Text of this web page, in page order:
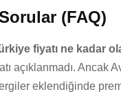
(FAQ)
fiyatı ne kadar
açıklanmadı. Ancak
eklendiğinde